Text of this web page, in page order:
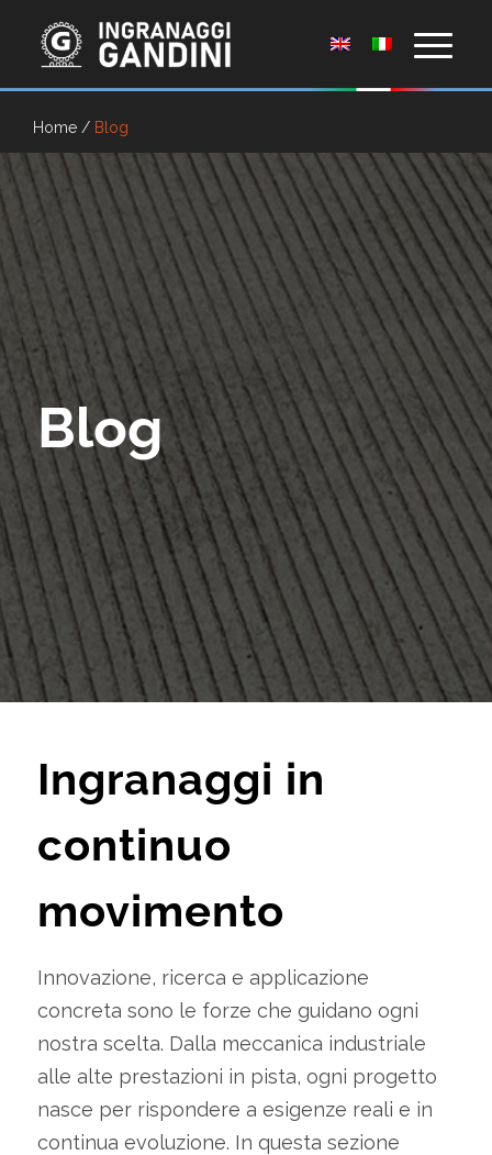
Home / Blog
Blog
Ingranaggi in
continuo
movimento
Innovazione, ricerca e applicazione
concreta sono le forze che guidano ogni
nostra scelta. Dalla meccanica industriale
alle alte prestazioni in pista, ogni progetto
nasce per rispondere a esigenze reali e in
continua evoluzione. In questa sezione